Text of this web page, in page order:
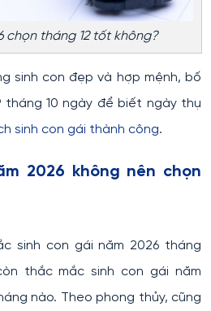
chọn tháng 12 tốt không?
sinh con đẹp và hợp mệnh, bố
tháng 10 ngày để biết ngày thụ
sinh con gái thành công.
2026 không nên chọn
sinh con gái năm 2026 tháng
thắc mắc sinh con gái năm
nào. Theo phong thủy, cũng